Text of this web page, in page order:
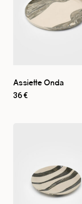
Assiette Onda
36€